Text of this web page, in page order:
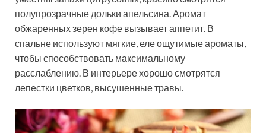
полупрозрачные дольки апельсина. Аромат
обжаренных зерен кофе вызывает аппетит. В
спальне используют мягкие, еле ощутимые ароматы,
чтобы способствовать максимальному
расслаблению. В интерьере хорошо смотрятся
лепестки цветков, высушенные травы.